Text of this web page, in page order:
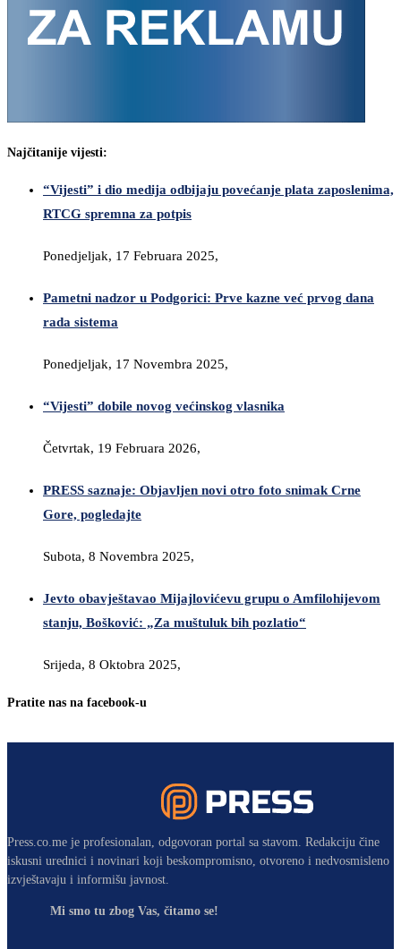
Najčitanije vijesti:
“Vijesti” i dio medija odbijaju povećanje plata zaposlenima,
RTCG spremna za potpis
Ponedjeljak, 17 Februara 2025,
Pametni nadzor u Podgorici: Prve kazne već prvog dana
rada sistema
Ponedjeljak, 17 Novembra 2025,
“Vijesti” dobile novog većinskog vlasnika
Četvrtak, 19 Februara 2026,
PRESS saznaje: Objavljen novi otro foto snimak Crne
Gore, pogledajte
Subota, 8 Novembra 2025,
Jevto obavještavao Mijajlovićevu grupu o Amfilohijevom
stanju, Bošković: „Za muštuluk bih pozlatio“
Srijeda, 8 Oktobra 2025,
Pratite nas na facebook-u
Press.co.me je profesionalan, odgovoran portal sa stavom. Redakciju čine
iskusni urednici i novinari koji beskompromisno, otvoreno i nedvosmisleno
izvještavaju i informišu javnost.
Mi smo tu zbog Vas, čitamo se!